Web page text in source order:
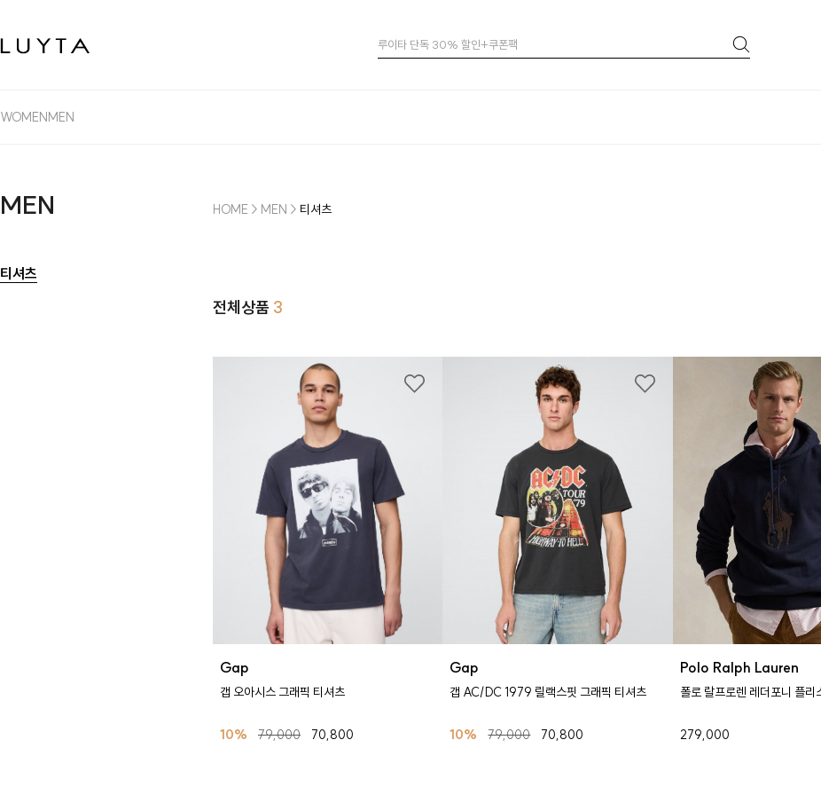
WOMENMEN
MEN
티셔츠
HOME > MEN > 티셔츠
전체상품 3
Gap
갭 오아시스 그래픽 티셔츠
10% 79,000 70,800
Gap
갭 AC/DC 1979 릴랙스핏 그래픽 티셔츠
10% 79,000 70,800
Polo Ralph Lauren
폴로 랄프로렌 레더포니 플리
279,000